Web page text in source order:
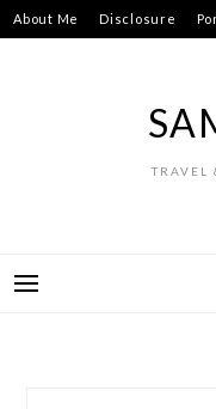
Skip
to
About Me Disclosure
TRAVEL